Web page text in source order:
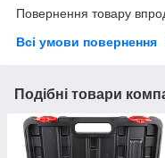
Повернення товару
Всі умови повернення
Подібні товари